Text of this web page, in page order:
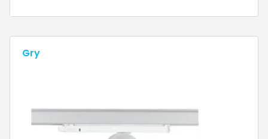
Gry